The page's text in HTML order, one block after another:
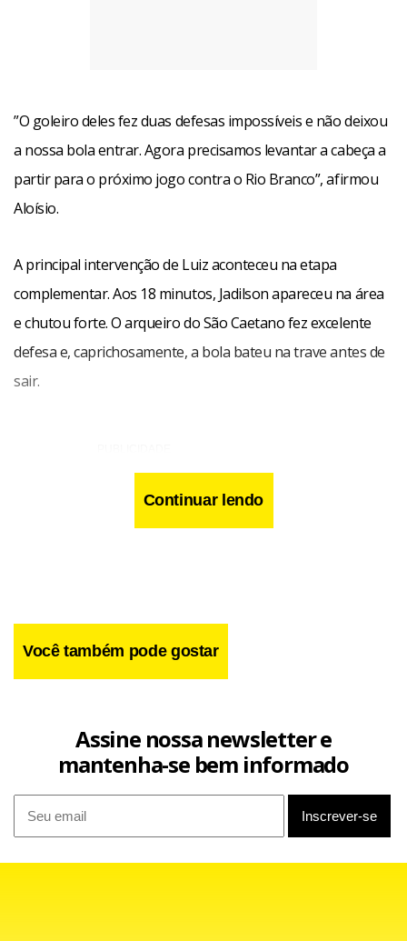
”O goleiro deles fez duas defesas impossíveis e não deixou
a nossa bola entrar. Agora precisamos levantar a cabeça a
partir para o próximo jogo contra o Rio Branco”, afirmou
Aloísio.
A principal intervenção de Luiz aconteceu na etapa
complementar. Aos 18 minutos, Jadilson apareceu na área
e chutou forte. O arqueiro do São Caetano fez excelente
defesa e, caprichosamente, a bola bateu na trave antes de
sair.
apresentou o futebol que está acostumado. Com diversos
desfalques, o Tricolor foi obrigado a promover mudanças
Continuar lendo
Você também pode gostar
Assine nossa newsletter e
mantenha-se bem informado